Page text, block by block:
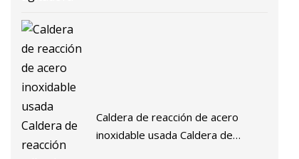
Caldera de reacción de acero
inoxidable usada Caldera de